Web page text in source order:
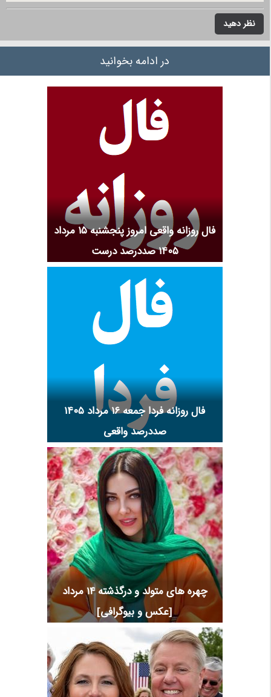
نظر دهید
در ادامه بخوانید
فال روزانه واقعی امروز پنجشنبه ۱۵ مرداد
۱۴۰۵ صددرصد درست
فال روزانه فردا جمعه ۱۶ مرداد ۱۴۰۵
صددرصد واقعی
چهره های متولد و درگذشته 14 مرداد
[عکس و بیوگرافی]